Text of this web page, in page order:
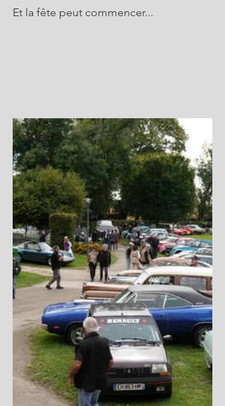
Et la fête peut commencer...